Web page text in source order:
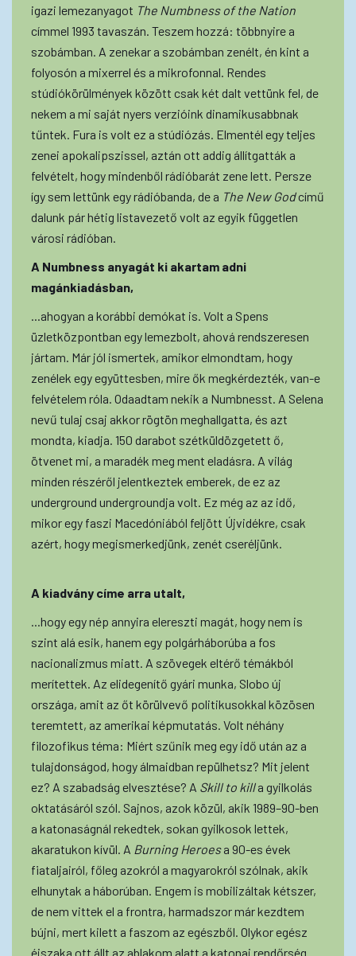
igazi lemezanyagot The Numbness of the Nation
címmel 1993 tavaszán. Teszem hozzá: többnyire a
szobámban. A zenekar a szobámban zenélt, én kint a
folyosón a mixerrel és a mikrofonnal. Rendes
stúdiókörülmények között csak két dalt vettünk fel, de
nekem a mi saját nyers verzióink dinamikusabbnak
tűntek. Fura is volt ez a stúdiózás. Elmentél egy teljes
zenei apokalipszissel, aztán ott addig állítgatták a
felvételt, hogy mindenből rádióbarát zene lett. Persze
így sem lettünk egy rádióbanda, de a The New Godcímű
dalunk pár hétig listavezető volt az egyik független
városi rádióban.
A Numbness anyagát ki akartam adni
magánkiadásban,
...ahogyan a korábbi demókat is. Volt a Spens
üzletközpontban egy lemezbolt, ahová rendszeresen
jártam. Már jól ismertek, amikor elmondtam, hogy
zenélek egy együttesben, mire ők megkérdezték, van-e
felvételem róla. Odaadtam nekik a Numbnesst. A Selena
nevű tulaj csaj akkor rögtön meghallgatta, és azt
mondta, kiadja. 150 darabot szétküldözgetett ő,
ötvenet mi, a maradék meg ment eladásra. A világ
minden részéről jelentkeztek emberek, de ez az
underground undergroundja volt. Ez még az az idő,
mikor egy faszi Macedóniából feljött Újvidékre, csak
azért, hogy megismerkedjünk, zenét cseréljünk.
A kiadvány címe arra utalt,
...hogy egy nép annyira elereszti magát, hogy nem is
szint alá esik, hanem egy polgárháborúba a fos
nacionalizmus miatt. A szövegek eltérő témákból
merítettek. Az elidegenítő gyári munka, Slobo új
országa, amit az őt körülvevő politikusokkal közösen
teremtett, az amerikai képmutatás. Volt néhány
filozofikus téma: Miért szűnik meg egy idő után az a
tulajdonságod, hogy álmaidban repülhetsz? Mit jelent
ez? A szabadság elvesztése? A Skill to killa gyilkolás
oktatásáról szól. Sajnos, azok közül, akik 1989–90-ben
a katonaságnál rekedtek, sokan gyilkosok lettek,
akaratukon kívül. A Burning Heroesa 90-es évek
fiataljairól, főleg azokról a magyarokról szólnak, akik
elhunytak a háborúban. Engem is mobilizáltak kétszer,
de nem vittek el a frontra, harmadszor már kezdtem
bújni, mert kilett a faszom az egészből. Olykor egész
éjszaka ott állt az ablakom alatt a katonai rendőrség.